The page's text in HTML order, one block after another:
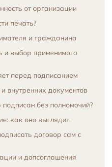
от организации
печать?
и гражданина
и выбор применимого
перед подписанием
внутренних документов
подписан без полномочий?
как оно выглядит
договор сам с
и допсоглашения